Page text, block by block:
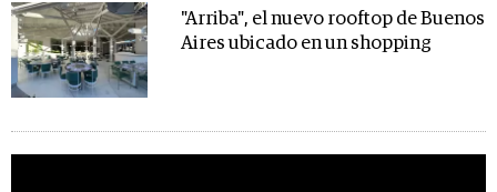
"Arriba", el nuevo rooftop de Buenos
Aires ubicado en un shopping